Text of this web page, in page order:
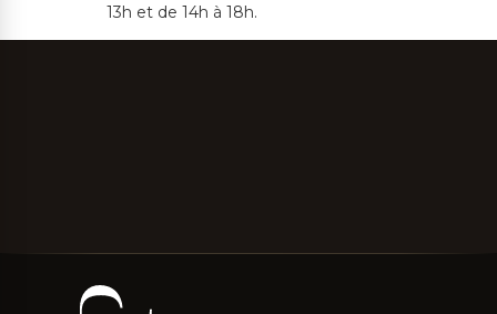
13h et de 14h à 18h.